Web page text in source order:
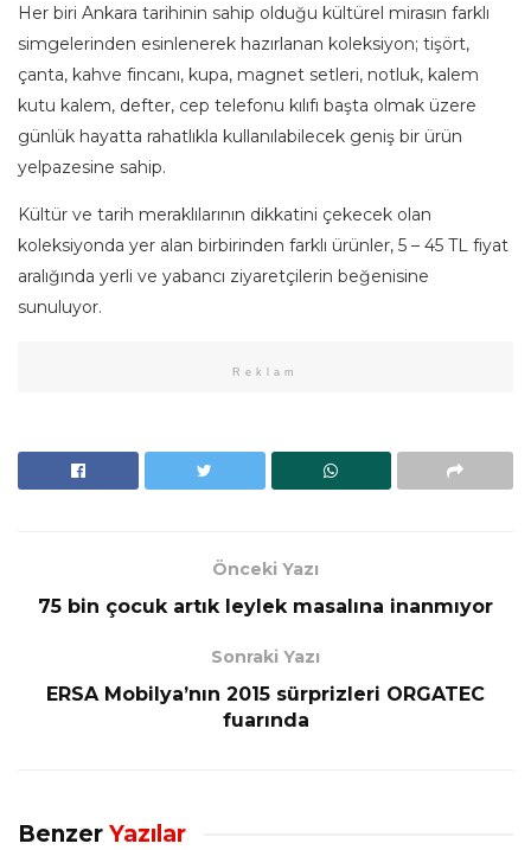
Her biri Ankara tarihinin sahip olduğu kültürel mirasın farklı
simgelerinden esinlenerek hazırlanan koleksiyon; tişört,
çanta, kahve fincanı, kupa, magnet setleri, notluk, kalem
kutu kalem, defter, cep telefonu kılıfı başta olmak üzere
günlük hayatta rahatlıkla kullanılabilecek geniş bir ürün
yelpazesine sahip.
Kültür ve tarih meraklılarının dikkatini çekecek olan
koleksiyonda yer alan birbirinden farklı ürünler, 5 – 45 TL fiyat
aralığında yerli ve yabancı ziyaretçilerin beğenisine
sunuluyor.
Reklam
Önceki Yazı
75 bin çocuk artık leylek masalına inanmıyor
Sonraki Yazı
ERSA Mobilya’nın 2015 sürprizleri ORGATEC
fuarında
Benzer Yazılar